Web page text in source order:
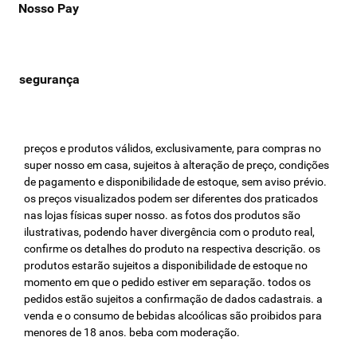
Nosso Pay
preços e produtos válidos, exclusivamente, para compras no
super nosso em casa, sujeitos à alteração de preço, condições
de pagamento e disponibilidade de estoque, sem aviso prévio.
os preços visualizados podem ser diferentes dos praticados
nas lojas físicas super nosso. as fotos dos produtos são
ilustrativas, podendo haver divergência com o produto real,
confirme os detalhes do produto na respectiva descrição. os
produtos estarão sujeitos a disponibilidade de estoque no
momento em que o pedido estiver em separação. todos os
pedidos estão sujeitos a confirmação de dados cadastrais. a
venda e o consumo de bebidas alcoólicas são proibidos para
menores de 18 anos. beba com moderação.